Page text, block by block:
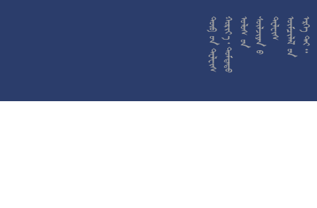










































































































